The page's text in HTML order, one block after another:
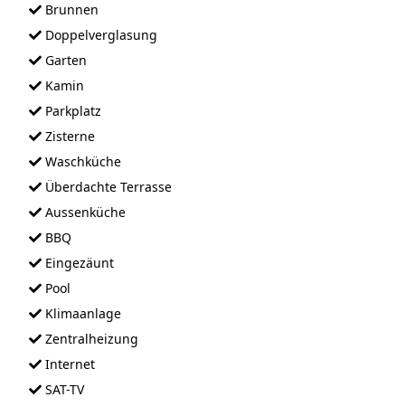
Brunnen
Doppelverglasung
Garten
Kamin
Parkplatz
Zisterne
Waschküche
Überdachte Terrasse
Aussenküche
BBQ
Eingezäunt
Pool
Klimaanlage
Zentralheizung
Internet
SAT-TV